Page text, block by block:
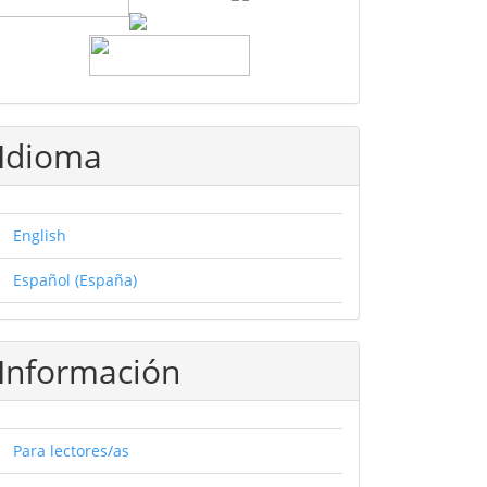
Idioma
English
Español (España)
Información
Para lectores/as